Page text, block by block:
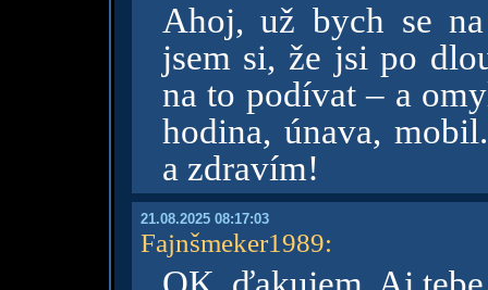
Ahoj, už bych se
jsem si, že jsi po
na to podívat – a
hodina, únava,
a zdravím!
21.08.2025 08:17:03
Fajnšmeker1989: